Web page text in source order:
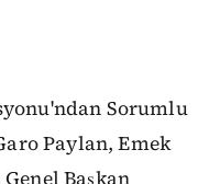
Sorumlu
Paylan, Emek